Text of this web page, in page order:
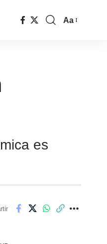
Aa
es